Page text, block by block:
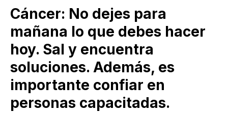
Cáncer: No dejes para
mañana lo que debes hacer
hoy. Sal y encuentra
soluciones. Además, es
importante confiar en
personas capacitadas.